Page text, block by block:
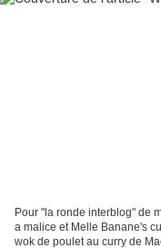
Pour "la ronde interblog" de
a malice et Melle Banane's
wok de poulet au curry de